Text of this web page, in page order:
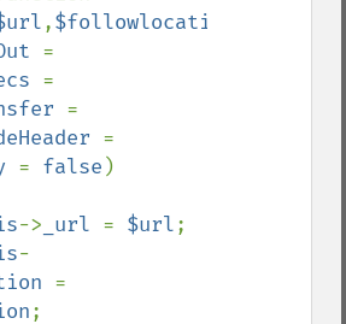
,
= false )
-> _url = $url;
-
;